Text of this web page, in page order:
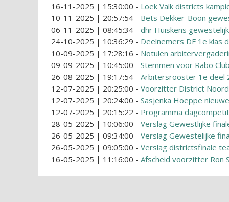
16-11-2025 | 15:30:00 - Loek Valk districts
10-11-2025 | 20:57:54 - Bets Dekker-Boon
06-11-2025 | 08:45:34 - dhr Huiskens
24-10-2025 | 10:36:29 - Deelnemers DF 1e klas
10-09-2025 | 17:28:16 - Notulen
09-09-2025 | 10:45:00 - Stemmen voor Rabo
26-08-2025 | 19:17:54 - Arbitersrooster 1e deel
12-07-2025 | 20:25:00 - Voorzitter District
12-07-2025 | 20:24:00 - Sasjenka Hoeppe
12-07-2025 | 20:15:22 - Programma
28-05-2025 | 10:06:00 - Verslag Gewestlijke
26-05-2025 | 09:34:00 - Verslag Gewestelijke
26-05-2025 | 09:05:00 - Verslag districtsfinale
16-05-2025 | 11:16:00 - Afscheid voorzitter Ron